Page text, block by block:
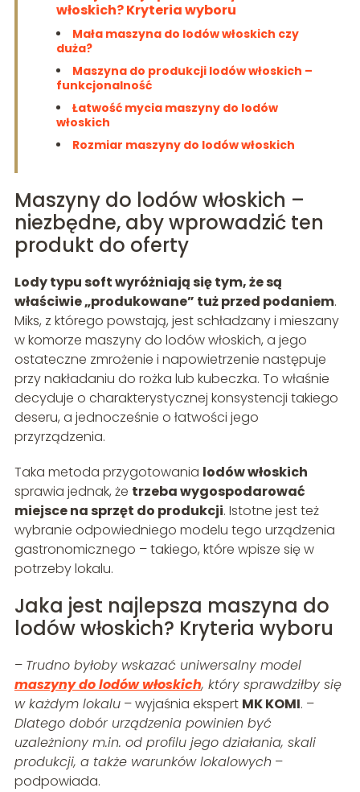
włoskich? Kryteria wyboru
Mała maszyna do lodów włoskich czy
duża?
Maszyna do produkcji lodów włoskich –
funkcjonalność
Łatwość mycia maszyny do lodów
włoskich
Rozmiar maszyny do lodów włoskich
Maszyny do lodów włoskich –
niezbędne, aby wprowadzić ten
produkt do oferty
Lody typu soft wyróżniają się tym, że są
właściwie „produkowane” tuż przed podaniem.
Miks, z którego powstają, jest schładzany i mieszany
w komorze maszyny do lodów włoskich, a jego
ostateczne zmrożenie i napowietrzenie następuje
przy nakładaniu do rożka lub kubeczka. To właśnie
decyduje o charakterystycznej konsystencji takiego
deseru, a jednocześnie o łatwości jego
przyrządzenia.
Taka metoda przygotowania lodów włoskich
sprawia jednak, że trzeba wygospodarować
miejsce na sprzęt do produkcji. Istotne jest też
wybranie odpowiedniego modelu tego urządzenia
gastronomicznego – takiego, które wpisze się w
potrzeby lokalu.
Jaka jest najlepsza maszyna do
lodów włoskich? Kryteria wyboru
– Trudno byłoby wskazać uniwersalny model
maszyny do lodów włoskich, który sprawdziłby się
w każdym lokalu– wyjaśnia ekspert MK KOMI. –
Dlatego dobór urządzenia powinien być
uzależniony m.in. od profilu jego działania, skali
produkcji, a także warunków lokalowych –
podpowiada.